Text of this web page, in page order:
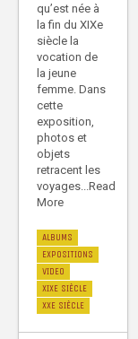
qu’est née à
la fin du XIXe
siècle la
vocation de
la jeune
femme. Dans
cette
exposition,
photos et
objets
retracent les
voyages...Read
More
ALBUMS
EXPOSITIONS
VIDEO
XIXE SIÈCLE
XXE SIÈCLE